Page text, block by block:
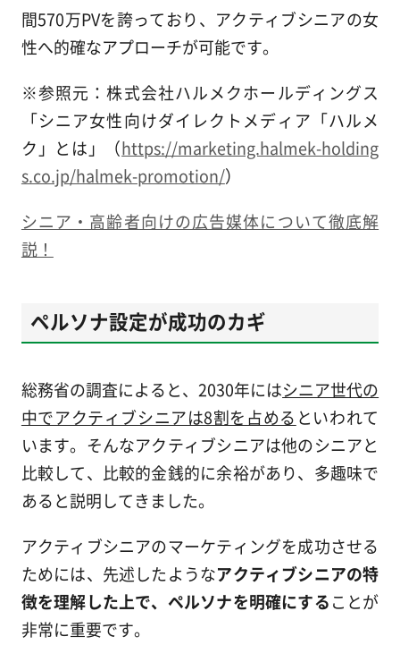
間570万PVを誇っており、アクティブシニアの女
性へ的確なアプローチが可能です。
※参照元：株式会社ハルメクホールディングス
「シニア女性向けダイレクトメディア「ハルメ
ク」とは」（https://marketing.halmek-holding
s.co.jp/halmek-promotion/）
シニア・高齢者向けの広告媒体について徹底解
説！
ペルソナ設定が成功のカギ
総務省の調査によると、2030年にはシニア世代の
中でアクティブシニアは8割を占める といわれて
います。そんなアクティブシニアは他のシニアと
比較して、比較的金銭的に余裕があり、多趣味で
あると説明してきました。
アクティブシニアのマーケティングを成功させる
ためには、先述したようなアクティブシニアの特
徴を理解した上で、ペルソナを明確にすることが
非常に重要です。